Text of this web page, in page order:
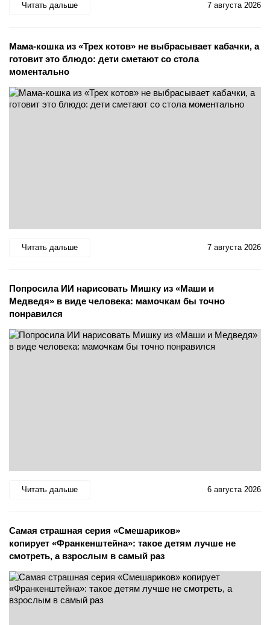
Читать дальше 7 августа 2026
Мама-кошка из «Трех котов» не выбрасывает кабачки, а
готовит это блюдо: дети сметают со стола
моментально
Читать дальше 7 августа 2026
Попросила ИИ нарисовать Мишку из «Маши и
Медведя» в виде человека: мамочкам бы точно
понравился
Читать дальше 6 августа 2026
Самая страшная серия «Смешариков»
копирует «Франкенштейна»: такое детям лучше не
смотреть, а взрослым в самый раз